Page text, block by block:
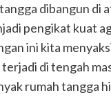
dibangun di
pengikat kuat
ini kita
di tengah
rumah tangga